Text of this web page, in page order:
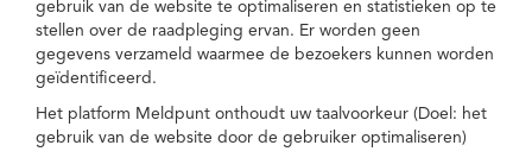
gebruik van de website te optimaliseren en statistieken op te
stellen over de raadpleging ervan. Er worden geen
gegevens verzameld waarmee de bezoekers kunnen worden
geïdentificeerd.
Het platform Meldpunt onthoudt uw taalvoorkeur (Doel: het
gebruik van de website door de gebruiker optimaliseren)